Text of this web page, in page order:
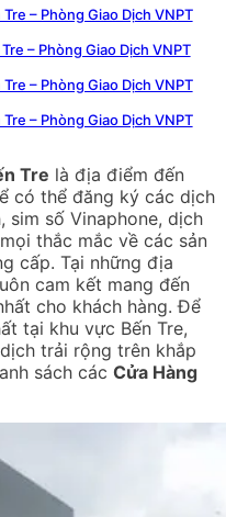
– Phòng Giao Dịch VNPT
– Phòng Giao Dịch VNPT
– Phòng Giao Dịch VNPT
– Phòng Giao Dịch VNPT
Tre là địa điểm đến
có thể đăng ký các dịch
sim số Vinaphone, dịch
thắc mắc về các sản
cấp. Tại những địa
cam kết mang đến
cho khách hàng. Để
tại khu vực Bến Tre,
trải rộng trên khắp
sách các Cửa Hàng